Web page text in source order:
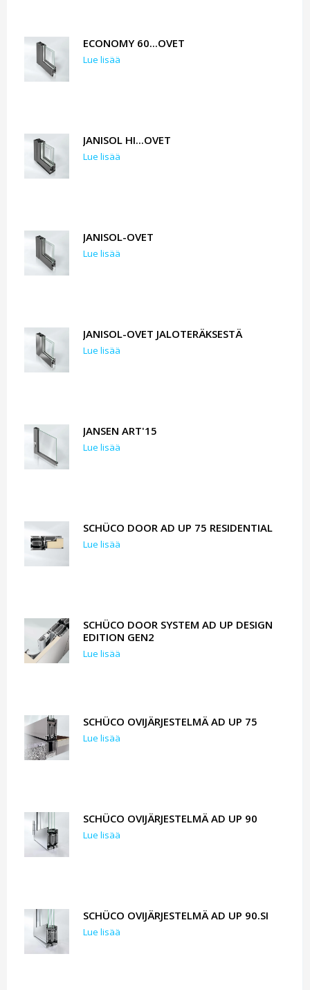
ECONOMY 60...OVET
Lue lisää
JANISOL HI...OVET
Lue lisää
JANISOL-OVET
Lue lisää
JANISOL-OVET JALOTERÄKSESTÄ
Lue lisää
JANSEN ART'15
Lue lisää
SCHÜCO DOOR AD UP 75 RESIDENTIAL
Lue lisää
SCHÜCO DOOR SYSTEM AD UP DESIGN
EDITION GEN2
Lue lisää
SCHÜCO OVIJÄRJESTELMÄ AD UP 75
Lue lisää
SCHÜCO OVIJÄRJESTELMÄ AD UP 90
Lue lisää
SCHÜCO OVIJÄRJESTELMÄ AD UP 90.SI
Lue lisää